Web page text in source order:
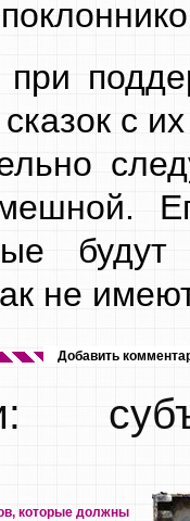
при
с
не
Добавить
которые должны